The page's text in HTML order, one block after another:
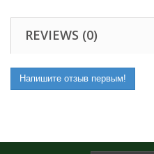
REVIEWS (0)
Напишите отзыв первым!